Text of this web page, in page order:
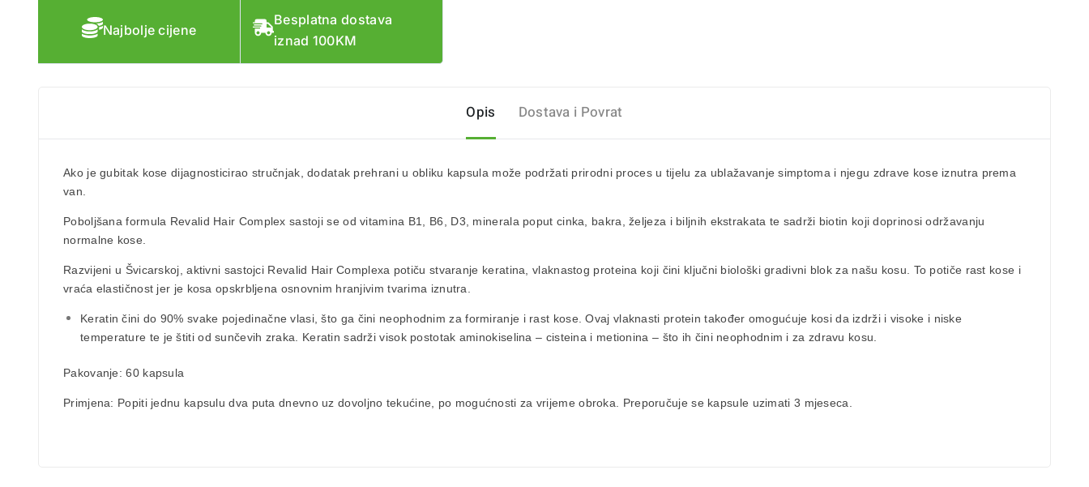
Najbolje cijene
Besplatna dostava
iznad 100KM
Opis Dostava i Povrat
Ako je gubitak kose dijagnosticirao stručnjak, dodatak prehrani u obliku kapsula može podržati prirodni proces u tijelu za ublažavanje simptoma i njegu zdrave kose iznutra prema
van.
Poboljšana formula Revalid Hair Complex sastoji se od vitamina B1, B6, D3, minerala poput cinka, bakra, željeza i biljnih ekstrakata te sadrži biotin koji doprinosi održavanju
normalne kose.
Razvijeni u Švicarskoj, aktivni sastojci Revalid Hair Complexa potiču stvaranje keratina , vlaknastog proteina koji čini ključni biološki gradivni blok za našu kosu. To potiče rast kose i
vraća elastičnost jer je kosa opskrbljena osnovnim hranjivim tvarima iznutra.
Keratin čini do 90% svake pojedinačne vlasi, što ga čini neophodnim za formiranje i rast kose. Ovaj vlaknasti protein također omogućuje kosi da izdrži i visoke i niske
temperature te je štiti od sunčevih zraka. Keratin sadrži visok postotak aminokiselina – cisteina i metionina – što ih čini neophodnim i za zdravu kosu.
Pakovanje:60 kapsula
Primjena: Popiti jednu kapsulu dva puta dnevno uz dovoljno tekućine, po mogućnosti za vrijeme obroka. Preporučuje se kapsule uzimati 3 mjeseca.